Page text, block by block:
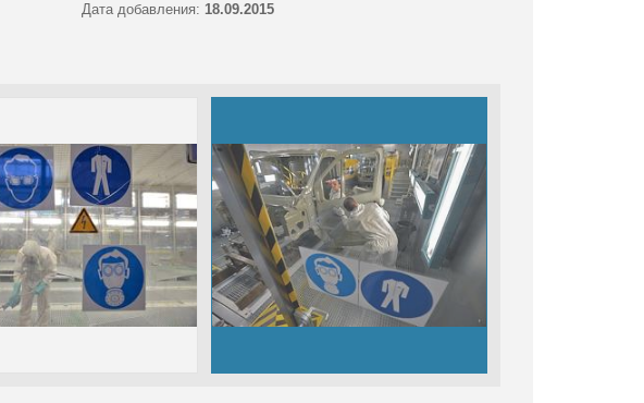
Дата добавления: 18.09.2015